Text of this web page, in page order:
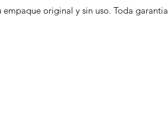
original y sin uso. Toda garantia